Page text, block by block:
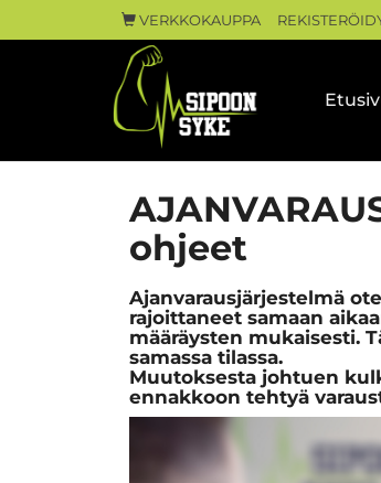
VERKKOKAUPPA
ohjeet
Ajanvarausjärjestelmä
rajoittaneet samaan
määräysten mukaisesti.
samassa tilassa.
Muutoksesta johtuen
ennakkoon tehtyä